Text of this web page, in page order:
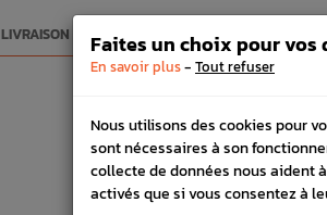
LIVRAISON VÉHICULES COMPATIBLE
Faites un choix pour vos
En savoir plus- Tout refuser
Nous utilisons des cookies pour
sont nécessaires à son
collecte de données nous aident
activés que si vous consentez à